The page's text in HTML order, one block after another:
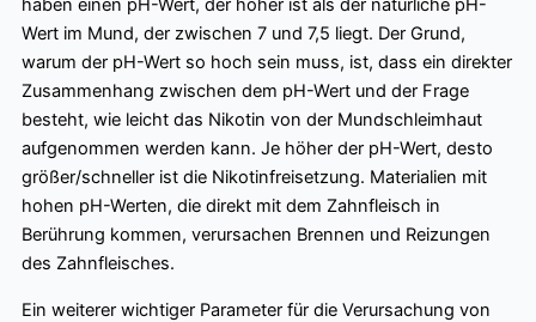
haben einen pH-Wert, der höher ist als der natürliche pH-
Wert im Mund, der zwischen 7 und 7,5 liegt. Der Grund,
warum der pH-Wert so hoch sein muss, ist, dass ein direkter
Zusammenhang zwischen dem pH-Wert und der Frage
besteht, wie leicht das Nikotin von der Mundschleimhaut
aufgenommen werden kann. Je höher der pH-Wert, desto
größer/schneller ist die Nikotinfreisetzung. Materialien mit
hohen pH-Werten, die direkt mit dem Zahnfleisch in
Berührung kommen, verursachen Brennen und Reizungen
des Zahnfleisches.
Ein weiterer wichtiger Parameter für die Verursachung von